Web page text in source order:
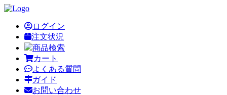
ログイン
注文状況
商品検索
カート
よくある質問
ガイド
お問い合わせ